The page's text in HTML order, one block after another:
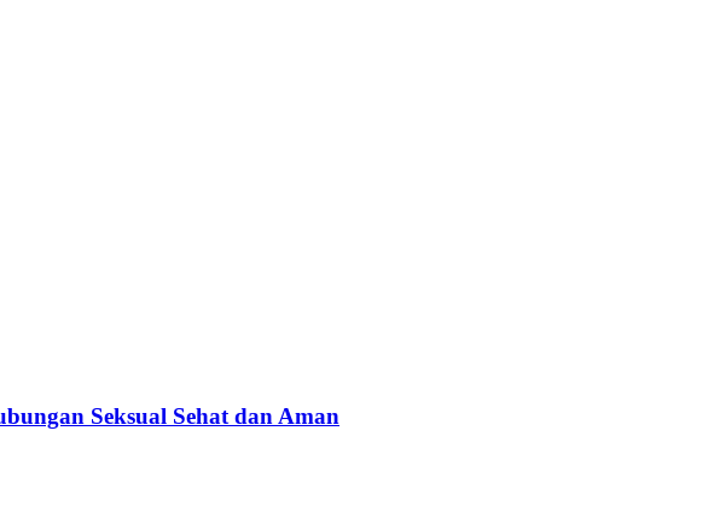
Seksual Sehat dan Aman